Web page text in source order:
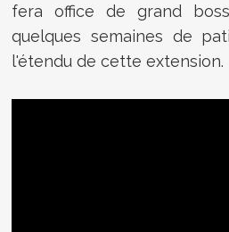
fera office de grand
quelques semaines de
l'étendu de cette extension.